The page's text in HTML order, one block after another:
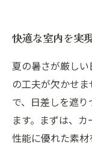
快適な室内を実
夏の暑さが厳し
の工夫が欠かせ
で、日差しを遮
ます。まずは、
性能に優れた素